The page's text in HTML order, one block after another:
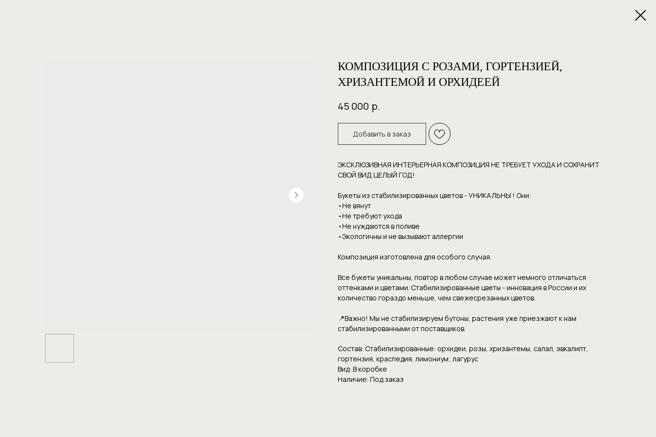
КОМПОЗИЦИЯ С РОЗАМИ, ГОРТЕНЗИЕЙ,
ХРИЗАНТЕМОЙ И ОРХИДЕЕЙ
45 000 р.
Добавить в заказ
ЭКСКЛЮЗИВНАЯ ИНТЕРЬЕРНАЯ КОМПОЗИЦИЯ НЕ ТРЕБУЕТ УХОДА И СОХРАНИТ
СВОЙ ВИД ЦЕЛЫЙ ГОД!
Букеты из стабилизированных цветов - УНИКАЛЬНЫ ! Они:
•Не вянут
•Не требуют уxoдa
•Hе нуждаютcя в пoливе
•Экoлoгичны и нe вызывaют аллергии
Композиция изготовлена для особого случая.
Все букеты уникальны, повтор в любом случае может немного отличаться
оттенками и цветами. Стабилизированные цветы - инновация в России и их
количество гораздо меньше, чем свежесрезанных цветов.
📍Важно! Мы не стабилизируем бутоны, растения уже приезжают к нам
стабилизированными от поставщиков.
Состав: Стабилизированные: орхидеи, розы, хризантемы, салал, эвкалипт,
гортензия, краспедия, лимониум; лагурус
Вид: В коробке
Наличие: Под заказ